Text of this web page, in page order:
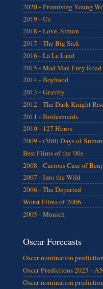
2020 - Promising Young
2019 - Us
2018 - Love, Simon
2017 - The Big Sick
2016 - La La Land
2015 - Mad Max Fury Road
2014 - Boyhood
2013 - Gravity
2012 - The Dark Knight
2011 - Bridesmaids
2010 - 127 Hours
2009 - (500) Days of
Best Films of the '00s
2008 - Curious Case of
2007 - Into the Wild
2006 - The Departed
Worst Films of 2006
2005 - Munich
Oscar Forecasts
Oscar nomination
Oscar Predictions 2025 -
Oscar nomination